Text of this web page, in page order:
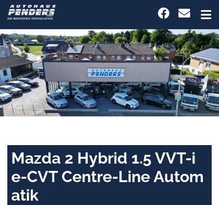
Mazda 2 Hybrid 1.5 VVT-i
e-CVT Centre-Line Autom
atik